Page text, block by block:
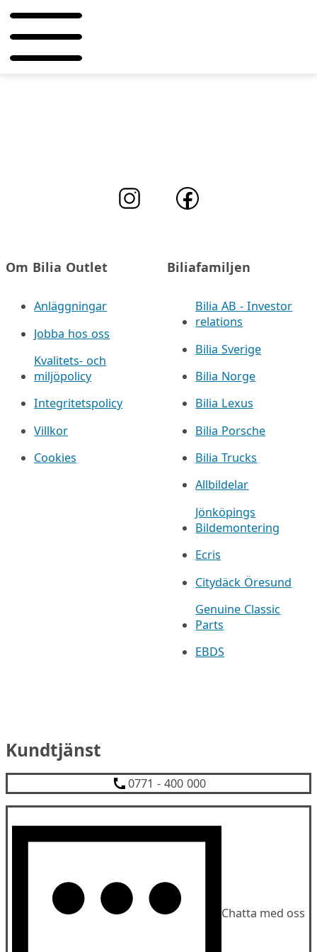
Om Bilia Outlet
Anläggningar
Jobba hos oss
Kvalitets- och
miljöpolicy
Integritetspolicy
Villkor
Cookies
Biliafamiljen
Bilia AB - Investor
relations
Bilia Sverige
Bilia Norge
Bilia Lexus
Bilia Porsche
Bilia Trucks
Allbildelar
Jönköpings
Bildemontering
Ecris
Citydäck Öresund
Genuine Classic
Parts
EBDS
Kundtjänst
0771 - 400 000
Chatta med oss